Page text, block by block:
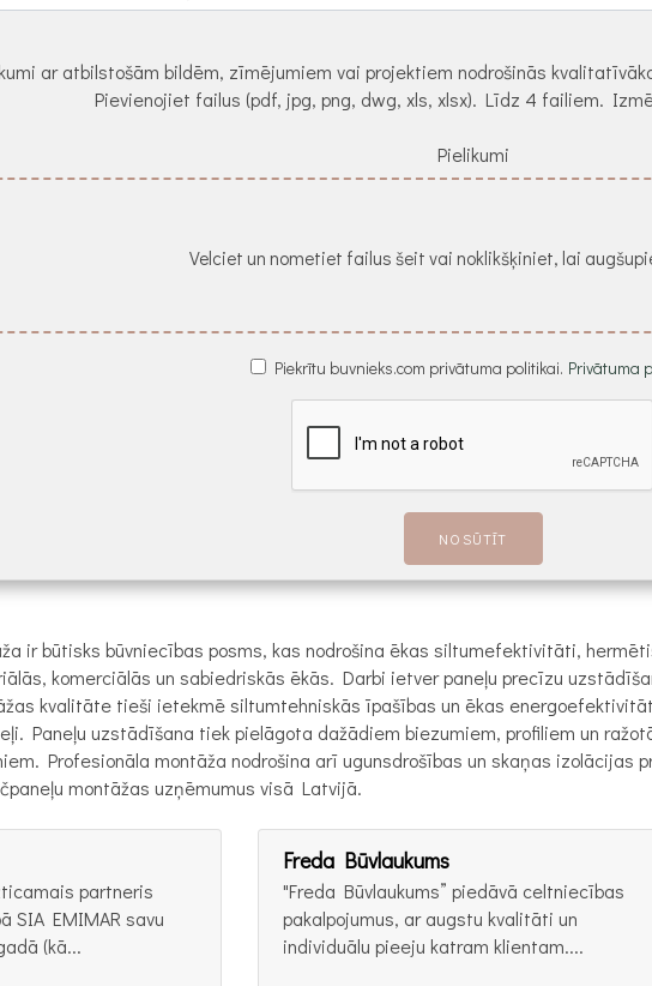
ar atbilstošām bildēm, zīmējumiem vai projektiem nodrošinās
Pievienojiet failus (pdf, jpg, png, dwg, xls, xlsx). Līdz 4 failiem.
Pielikumi
Velciet un nometiet failus šeit vai noklikšķiniet, lai
Piekrītu buvnieks.com privātuma politikai. Privātuma
ir būtisks būvniecības posms, kas nodrošina ēkas siltumefektivitāti,
komerciālās un sabiedriskās ēkās. Darbi ietver paneļu precīzu
kvalitāte tieši ietekmē siltumtehniskās īpašības un ēkas
Paneļu uzstādīšana tiek pielāgota dažādiem biezumiem, profiliem un
Profesionāla montāža nodrošina arī ugunsdrošības un skaņas
montāžas uzņēmumus visā Latvijā.
partneris
SIA EMIMAR savu
(kā...
Freda Būvlaukums
"Freda Būvlaukums” piedāvā celtniecības
pakalpojumus, ar augstu kvalitāti un
individuālu pieeju katram klientam....